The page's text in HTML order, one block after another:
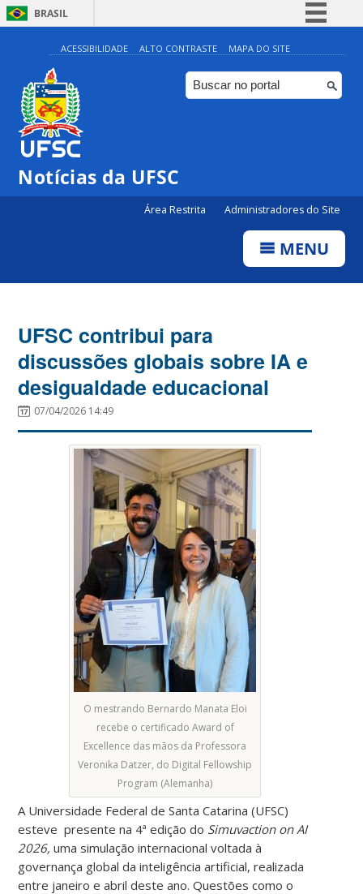
BRASIL
Simplifique!
Comunica BR
Participe
ACESSIBILIDADE ALTO CONTRASTE MAPA DO SITE
Notícias da UFSC
Área Restrita Administradores do Site
MENU
UFSC contribui para
discussões globais sobre IA e
desigualdade educacional
07/04/2026 14:49
O mestrando Bernardo Manata Eloi
recebe o certificado Award of
Excellence das mãos da Professora
Veronika Datzer, do Digital Fellowship
Program (Alemanha)
A Universidade Federal de Santa Catarina (UFSC)
esteve presente na 4ª edição do Simuvaction on AI
2026,uma simulação internacional voltada à
governança global da inteligência artificial, realizada
entre janeiro e abril deste ano. Questões como o